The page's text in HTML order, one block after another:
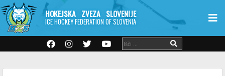
HOKEJSKA ZVEZA SLOVENIJE
ICE HOCKEY FEDERATION OF SLOVENIA